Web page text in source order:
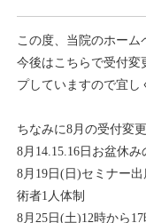
この度、当院のホーム
今後はこちらで受付変
プしていますので宜し
ちなみに8月の受付変
8月14.15.16日お盆休み
8月19日(日)セミナー
術者1人体制
8月25日(土)12時から17